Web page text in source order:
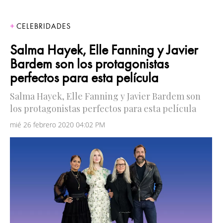
CELEBRIDADES
Salma Hayek, Elle Fanning y Javier
Bardem son los protagonistas
perfectos para esta película
Salma Hayek, Elle Fanning y Javier Bardem son
los protagonistas perfectos para esta película
mié 26 febrero 2020 04:02 PM